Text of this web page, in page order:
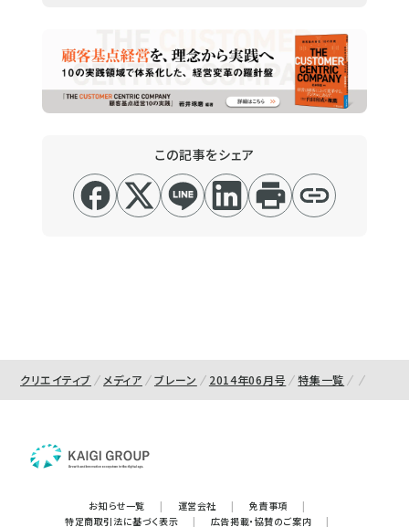
この記事をシェア
クリエイティブ メディア ブレーン 2014年06月号 特集一覧
お知らせ一覧 | 運営会社 | 免責事項
|
特定商取引法に基づく表示
| 広告掲載・協賛のご案内 |